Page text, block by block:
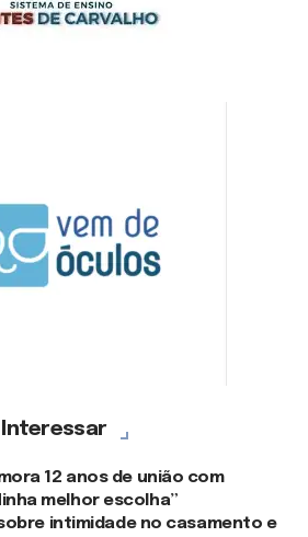
Interessar
12 anos de união com
melhor escolha”
intimidade no casamento e